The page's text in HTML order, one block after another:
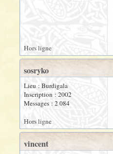
Hors ligne
sosryko
Lieu : Burdigala
Inscription : 2002
Messages : 2 084
Hors ligne
vincent